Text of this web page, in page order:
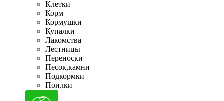
Клетки
Корм
Кормушки
Купалки
Лакомства
Лестницы
Переноски
Песок,камни
Подкормки
Поилки